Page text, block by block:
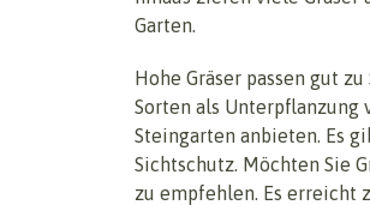
Garten.
Hohe Gräser passen gut
Sorten als Unterpflanzung
Steingarten anbieten. Es
Sichtschutz. Möchten Sie
zu empfehlen. Es erreicht